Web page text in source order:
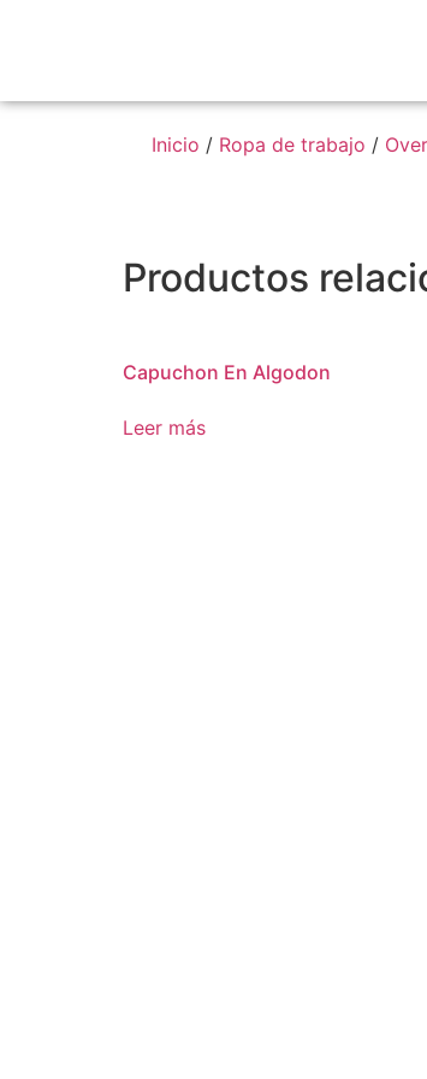
Inicio / Ropa de trabajo /
Productos
Capuchon En Algodon
Leer más